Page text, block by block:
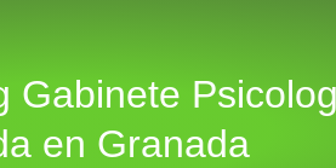
Gabinete
en Granada